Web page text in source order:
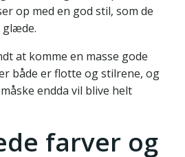
op med en god stil, som de
glæde.
at komme en masse gode
både er flotte og stilrene, og
endda vil blive helt
farver og